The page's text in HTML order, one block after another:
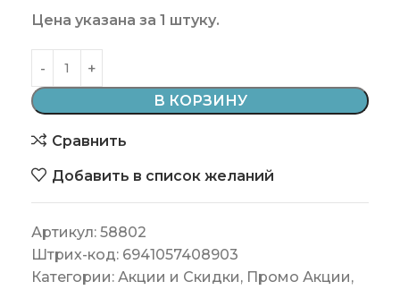
Цена указана за 1 штуку.
В КОРЗИНУ
Сравнить
Добавить в список желаний
Артикул: 58802
Штрих-код: 6941057408903
Категории: Акции и Скидки, Промо Акции,